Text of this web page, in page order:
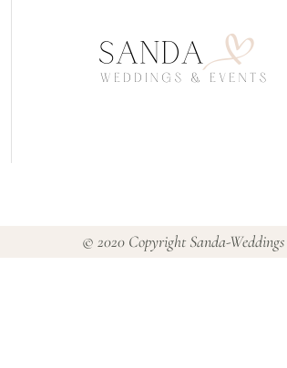
© 2020 Copyright Sanda-Weddings